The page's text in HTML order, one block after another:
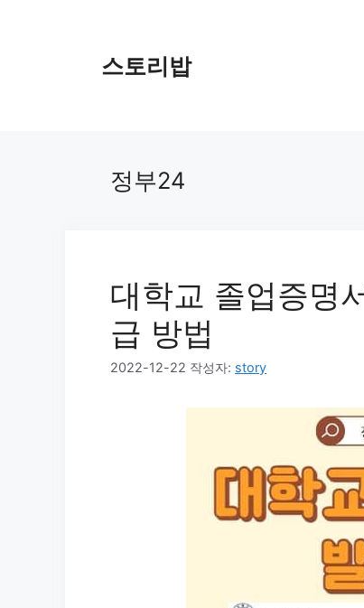
스토리밥
정부24
대학교 졸업증명
급 방법
2022-12-22 작성자: story